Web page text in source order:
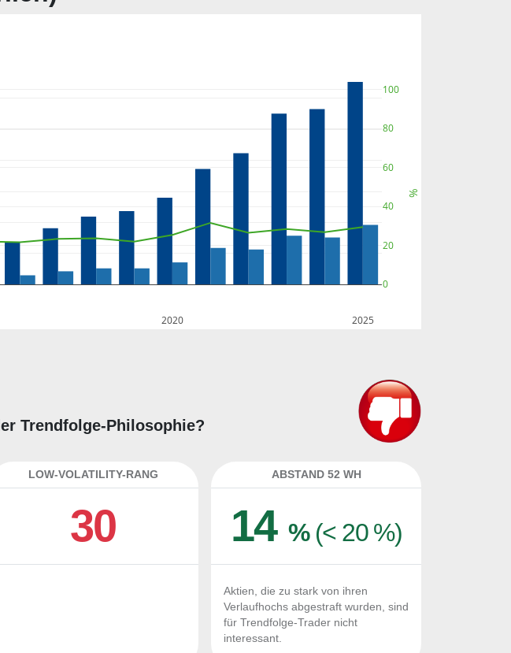
2020 2025
0
20
40
60
80
100
%
Trendfolge-Philosophie?
LOW-VOLATILITY-RANG
30
ABSTAND 52 WH
14% (< 20 %)
Aktien, die zu stark von ihren
Verlaufhochs abgestraft wurden, sind
für Trendfolge-Trader nicht
interessant.